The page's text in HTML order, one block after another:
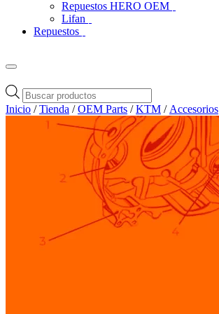
Repuestos HERO OEM
Lifan
Repuestos
Búsqueda
de
productos
Inicio /Tienda /OEM Parts /KTM / Accesorios